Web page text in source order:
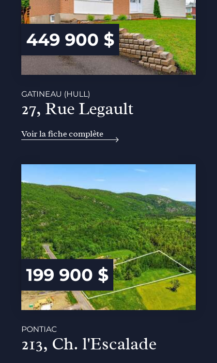
449 900 $
GATINEAU (HULL)
27, Rue Legault
Voir la fiche complète
199 900 $
PONTIAC
213, Ch. l'Escalade